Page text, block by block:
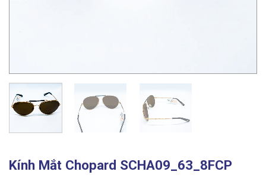
Kính Mắt Chopard SCHA09_63_8FCP